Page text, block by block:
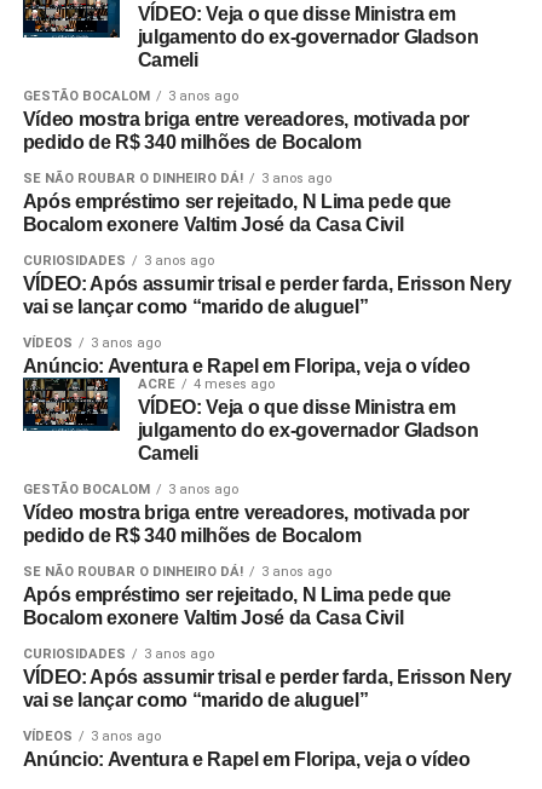
VÍDEO: Veja o que disse Ministra em
julgamento do ex-governador Gladson
Cameli
GESTÃO BOCALOM 3 anos ago
Vídeo mostra briga entre vereadores, motivada por
pedido de R$ 340 milhões de Bocalom
SE NÃO ROUBAR O DINHEIRO DÁ! 3 anos ago
Após empréstimo ser rejeitado, N Lima pede que
Bocalom exonere Valtim José da Casa Civil
CURIOSIDADES 3 anos ago
VÍDEO: Após assumir trisal e perder farda, Erisson Nery
vai se lançar como “marido de aluguel”
VÍDEOS 3 anos ago
Anúncio: Aventura e Rapel em Floripa, veja o vídeo
ACRE 4 meses ago
VÍDEO: Veja o que disse Ministra em
julgamento do ex-governador Gladson
Cameli
GESTÃO BOCALOM 3 anos ago
Vídeo mostra briga entre vereadores, motivada por
pedido de R$ 340 milhões de Bocalom
SE NÃO ROUBAR O DINHEIRO DÁ! 3 anos ago
Após empréstimo ser rejeitado, N Lima pede que
Bocalom exonere Valtim José da Casa Civil
CURIOSIDADES 3 anos ago
VÍDEO: Após assumir trisal e perder farda, Erisson Nery
vai se lançar como “marido de aluguel”
VÍDEOS 3 anos ago
Anúncio: Aventura e Rapel em Floripa, veja o vídeo